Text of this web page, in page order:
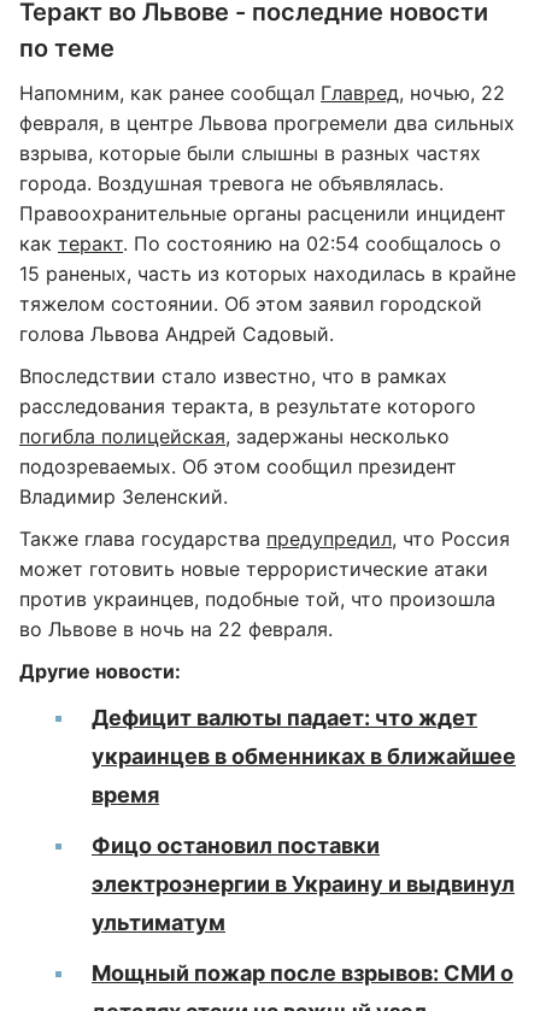
Теракт во Львове - последние новости
по теме
Напомним, как ранее сообщал Главред, ночью, 22
февраля, в центре Львова прогремели два сильных
взрыва, которые были слышны в разных частях
города. Воздушная тревога не объявлялась.
Правоохранительные органы расценили инцидент
как теракт. По состоянию на 02:54 сообщалось о
15 раненых, часть из которых находилась в крайне
тяжелом состоянии. Об этом заявил городской
голова Львова Андрей Садовый.
Впоследствии стало известно, что в рамках
расследования теракта, в результате которого
погибла полицейская, задержаны несколько
подозреваемых. Об этом сообщил президент
Владимир Зеленский.
Также глава государства предупредил, что Россия
может готовить новые террористические атаки
против украинцев, подобные той, что произошла
во Львове в ночь на 22 февраля.
Другие новости:
Дефицит валюты падает: что ждет
украинцев в обменниках в ближайшее
время
Фицо остановил поставки
электроэнергии в Украину и выдвинул
ультиматум
Мощный пожар после взрывов: СМИ о